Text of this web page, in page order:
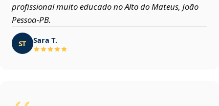
profissional muito educado no Alto do Mateus, João
Pessoa‑PB.
ST Sara T.